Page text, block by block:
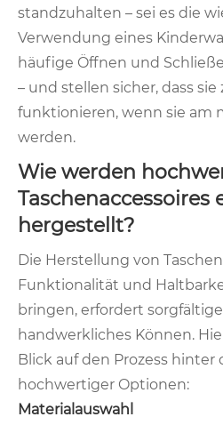
standzuhalten – sei es die
Verwendung eines
häufige Öffnen und
– und stellen sicher, dass sie
funktionieren, wenn sie am
werden.
Wie werden
Taschenaccessoires
hergestellt?
Die Herstellung von
Funktionalität und
bringen, erfordert
handwerkliches Können.
Blick auf den Prozess hinter
hochwertiger Optionen:
Materialauswahl